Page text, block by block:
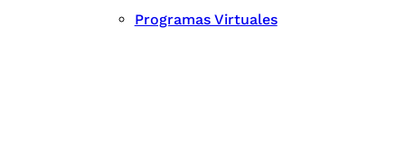
Programas Virtuales